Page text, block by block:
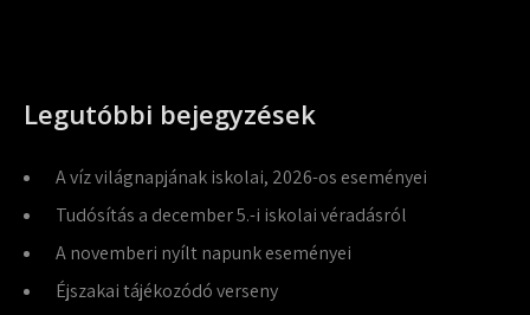
Legutóbbi bejegyzések
A víz világnapjának iskolai, 2026-os eseményei
Tudósítás a december 5.-i iskolai véradásról
A novemberi nyílt napunk eseményei
Éjszakai tájékozódó verseny